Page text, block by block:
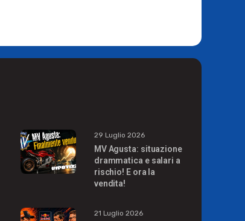
29 Luglio 2026
MV Agusta: situazione
drammatica e salari a
rischio! E ora la
vendita!
21 Luglio 2026